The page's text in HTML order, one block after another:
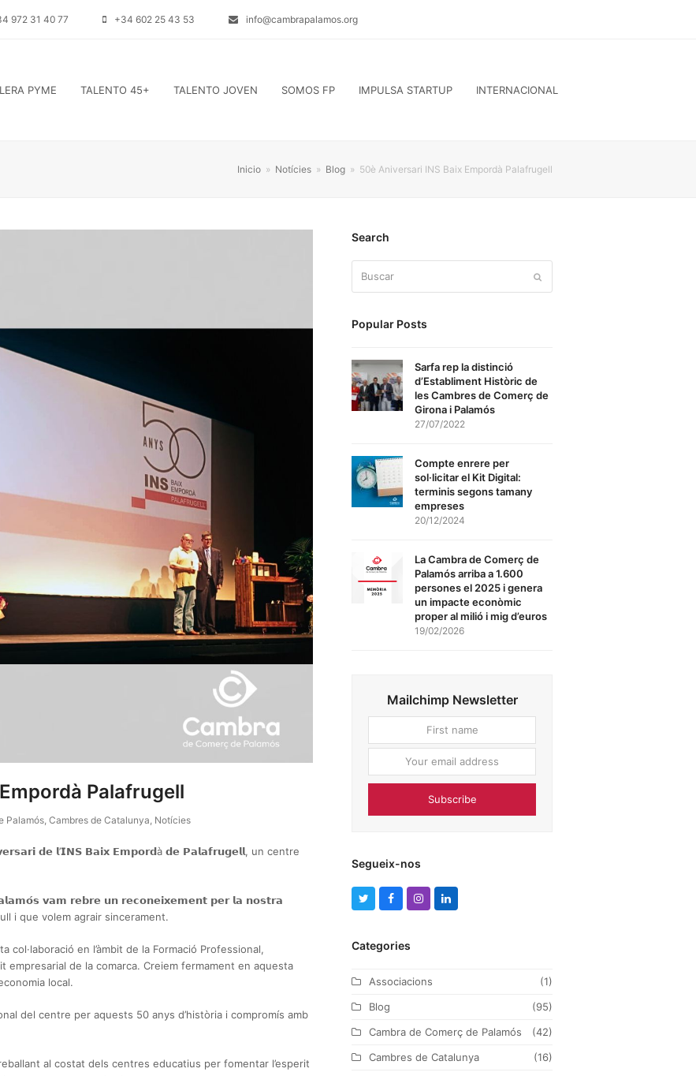
972 31 40 77 +34 602 25 43 53 info@cambrapalamos.org
PYME TALENTO 45+ TALENTO JOVEN SOMOS FP IMPULSA STARTUP INTERNACIONAL
Inicio » Notícies » Blog » 50è Aniversari INS Baix Empordà Palafrugell
Palafrugell
Palamós, Cambres de Catalunya, Notícies
𝗱𝗲 𝗹’𝗜𝗡𝗦 𝗕𝗮𝗶𝘅 𝗘𝗺𝗽𝗼𝗿𝗱à 𝗱𝗲 𝗣𝗮𝗹𝗮𝗳𝗿𝘂𝗴𝗲𝗹𝗹, un centre
𝘃𝗮𝗺 𝗿𝗲𝗯𝗿𝗲 𝘂𝗻 𝗿𝗲𝗰𝗼𝗻𝗲𝗶𝘅𝗲𝗺𝗲𝗻𝘁 𝗽𝗲𝗿 𝗹𝗮 𝗻𝗼𝘀𝘁𝗿𝗮
i que volem agrair sincerament.
col·laboració en l’àmbit de la Formació Professional,
empresarial de la comarca. Creiem fermament en aquesta
local.
del centre per aquests 50 anys d’història i compromís amb
al costat dels centres educatius per fomentar l’esperit
Search
Popular Posts
Sarfa rep la distinció
d’Establiment Històric de
les Cambres de Comerç de
Girona i Palamós
27/07/2022
Compte enrere per
sol·licitar el Kit Digital:
terminis segons tamany
empreses
20/12/2024
La Cambra de Comerç de
Palamós arriba a 1.600
persones el 2025 i genera
un impacte econòmic
proper al milió i mig d’euros
19/02/2026
Mailchimp Newsletter
name
Subscribe
Segueix-nos
i
r
c
o
k
r
a
I
n
Categories
Associacions
(1)
Blog
(95)
Cambra de Comerç de Palamós
(42)
Cambres de Catalunya
(16)